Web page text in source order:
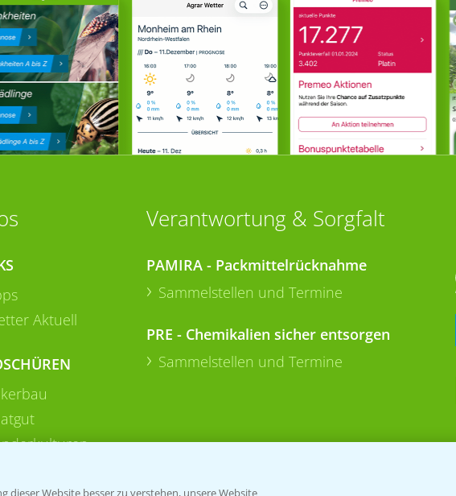
Aktuell
Verantwortung & Sorgfalt
PAMIRA - Packmittelrücknahme
Sammelstellen und Termine
PRE - Chemikalien sicher entsorgen
Sammelstellen und Termine
Website besser zu verstehen, unsere Website